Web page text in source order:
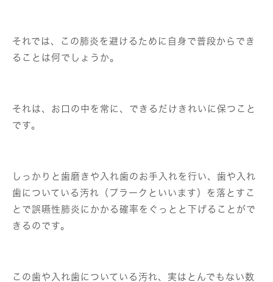
それでは、この肺炎を避けるために自身で普段からでき
ることは何でしょうか。
それは、お口の中を常に、できるだけきれいに保つこと
です。
しっかりと歯磨きや入れ歯のお手入れを行い、歯や入れ
歯についている汚れ（プラークといいます）を落とすこ
とで誤嚥性肺炎にかかる確率をぐっとと下げることがで
きるのです。
この歯や入れ歯についている汚れ、実はとんでもない数